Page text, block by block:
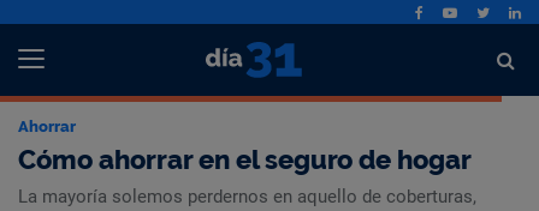
Ahorrar
Cómo ahorrar en el seguro de hogar
La mayoría solemos perdernos en aquello de coberturas,